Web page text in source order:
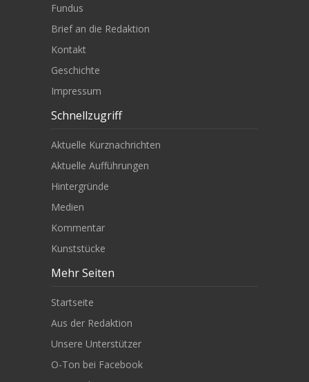
Fundus
Brief an die Redaktion
Kontakt
Geschichte
Impressum
Schnellzugriff
Aktuelle Kurznachrichten
Aktuelle Aufführungen
Hintergründe
Medien
Kommentar
Kunststücke
Mehr Seiten
Startseite
Aus der Redaktion
Unsere Unterstützer
O-Ton bei Facebook